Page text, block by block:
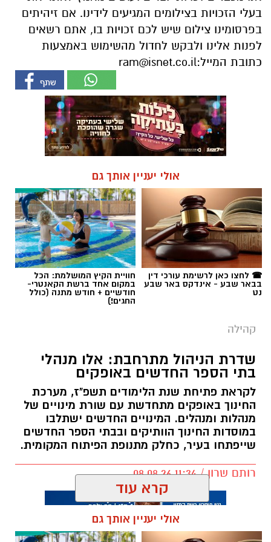
בעלי הזכויות בצילומים המגיעים לידינו. אם זיהיתים
בפרסומינו צילום שיש לכם זכויות בו, אתם רשאים
לפנות אלינו ולבקש לחדול מהשימוש באמצעות
כתובת המייל:ram@isnet.co.il
אולי יעניין אותך גם
☎ לחצו כאן לרשימת עורכי דין
בבאר שבע - אינדקס באר שבע
נט
חוויית הקיץ המושלמת: הכל
במקום אחד ברשת הקאנטרי-
חודשיים + חודש מתנה (כולל
החגים!)
קהילה
שדרת הניהול מתרחבת: אלו מנהלי
בתי הספר החדשים באופקים
לקראת פתיחת שנת הלימודים תשפ"ז, מערכת
החינוך באופקים מתחדשת עם שורת מינויים של
מנהלות ומנהלים. המינויים החדשים ישתלבו
במוסדות החינוך הוותיקים ובבתי הספר החדשים
שייפתחו בעיר, כחלק מתנופת הפיתוח המקומית.
רותם שרון / 11:34 08.08.26
קרא עוד
אולי יעניין אותך גם